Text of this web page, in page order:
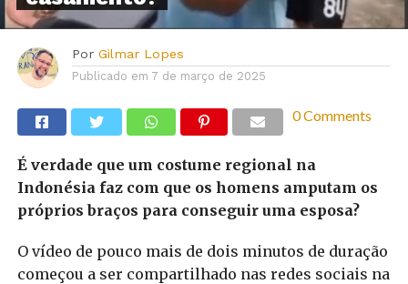
Por Gilmar Lopes
Publicado em 7 de março de 2025
0 Comments
É verdade que um costume regional na
Indonésia faz com que os homens amputam os
próprios braços para conseguir uma esposa?
O vídeo de pouco mais de dois minutos de duração
começou a ser compartilhado nas redes sociais na